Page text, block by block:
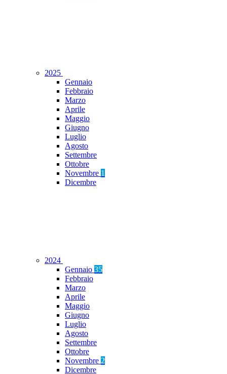
2025
Gennaio
Febbraio
Marzo
Aprile
Maggio
Giugno
Luglio
Agosto
Settembre
Ottobre
Novembre 1
Dicembre
2024
Gennaio 35
Febbraio
Marzo
Aprile
Maggio
Giugno
Luglio
Agosto
Settembre
Ottobre
Novembre 2
Dicembre